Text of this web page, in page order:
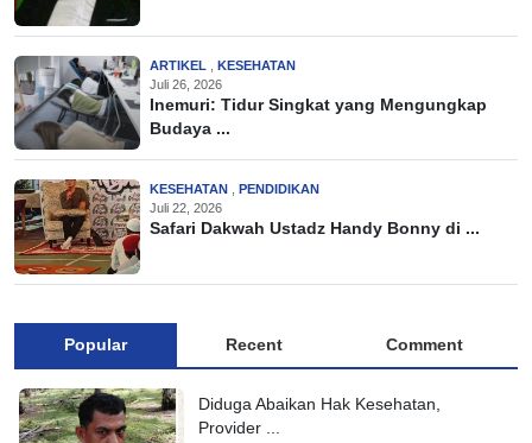
ARTIKEL
KESEHATAN
Juli 26, 2026
Inemuri: Tidur Singkat yang Mengungkap
Budaya ...
KESEHATAN
PENDIDIKAN
Juli 22, 2026
Safari Dakwah Ustadz Handy Bonny di ...
Popular Recent Comment
Diduga Abaikan Hak Kesehatan,
Provider ...